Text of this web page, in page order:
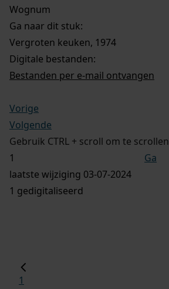
Wognum
Ga naar dit stuk:
Vergroten keuken, 1974
Digitale bestanden:
Bestanden per e-mail ontvangen
Vorige
Volgende
Gebruik CTRL + scroll om te scrollen
Ga
laatste wijziging 03-07-2024
1 gedigitaliseerd
1